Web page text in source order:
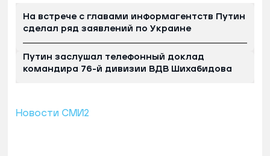
На встрече с главами информагентств Путин
сделал ряд заявлений по Украине
Путин заслушал телефонный доклад
командира 76-й дивизии ВДВ Шихабидова
Новости СМИ2